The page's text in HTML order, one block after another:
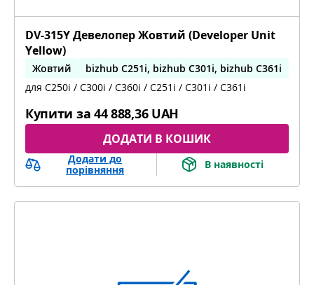
DV-315Y Девелопер Жовтий (Developer Unit
Yellow)
Жовтий
bizhub C251i, bizhub C301i, bizhub C361i
для C250i / C300i / C360i / C251i / C301i / C361i
Купити за 44 888,36 UAH
ДОДАТИ В КОШИК
Додати до
порівняння
В наявності